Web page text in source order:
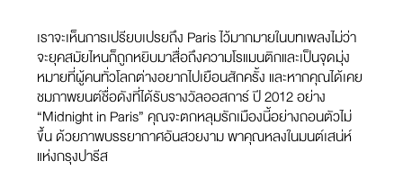
เราจะเห็นการเปรียบเปรยถึง Paris ไว้มากมายในบทเพลงไม่ว่า
จะยุคสมัยไหนก็ถูกหยิบมาสื่อถึงความโรแมนติกและเป็นจุดมุ่ง
หมายที่ผู้คนทั่วโลกต่างอยากไปเยือนสักครั้ง และหากคุณได้เคย
ชมภาพยนต์ชื่อดังที่ได้รับรางวัลออสการ์ ปี 2012 อย่าง
“Midnight in Paris” คุณจะตกหลุมรักเมืองนี้อย่างถอนตัวไม่
ขึ้น ด้วยภาพบรรยากาศอันสวยงาม พาคุณหลงในมนต์เสน่ห์
แห่งกรุงปารีส